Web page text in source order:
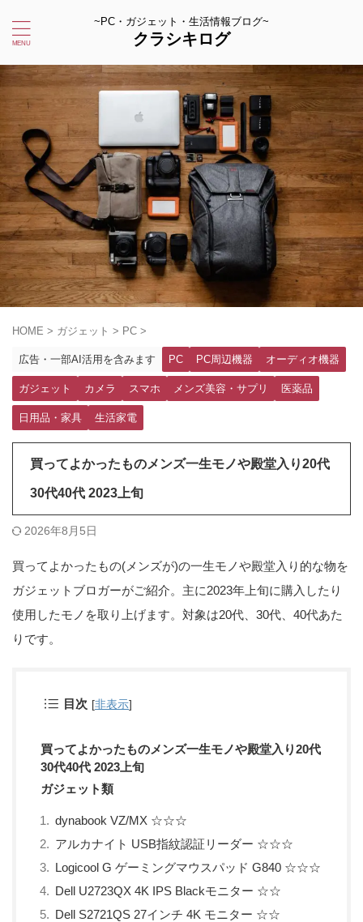
~PC・ガジェット・生活情報ブログ~
クラシキログ
HOME > ガジェット > PC >
広告・一部AI活用を含みます PC PC周辺機器 オーディオ機器
ガジェット カメラ スマホ メンズ美容・サプリ 医薬品
日用品・家具 生活家電
買ってよかったものメンズ一生モノや殿堂入り20代
30代40代 2023上旬
2026年8月5日
買ってよかったもの(メンズが)の一生モノや殿堂入り的な物を
ガジェットブロガーがご紹介。主に2023年上旬に購入したり
使用したモノを取り上げます。対象は20代、30代、40代あた
りです。
目次 [非表示]
買ってよかったものメンズ一生モノや殿堂入り20代
30代40代 2023上旬
ガジェット類
dynabook VZ/MX ☆☆☆
アルカナイト USB指紋認証リーダー ☆☆☆
Logicool G ゲーミングマウスパッド G840 ☆☆☆
Dell U2723QX 4K IPS Blackモニター ☆☆
Dell S2721QS 27インチ 4K モニター ☆☆